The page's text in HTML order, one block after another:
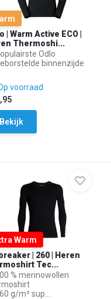
| Warm Active ECO |
Thermoshi...
Odlo
binnenzijde
voorraad
Bekijk
Warm
| 260 | Heren
Tec...
% merinowollen
g/m² sup...